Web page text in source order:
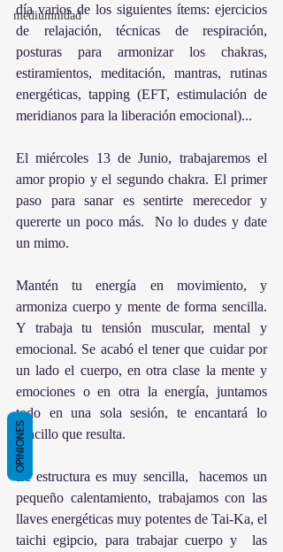
mediumnidad
día varios de los siguientes ítems: ejercicios
de relajación, técnicas de respiración,
posturas para armonizar los chakras,
estiramientos, meditación, mantras, rutinas
energéticas, tapping (EFT, estimulación de
meridianos para la liberación emocional)...
El miércoles 13 de Junio, trabajaremos el
amor propio y el segundo chakra. El primer
paso para sanar es sentirte merecedor y
quererte un poco más.  No lo dudes y date
un mimo.
Mantén tu energía en movimiento, y
armoniza cuerpo y mente de forma sencilla.
Y trabaja tu tensión muscular, mental y
emocional. Se acabó el tener que cuidar por
un lado el cuerpo, en otra clase la mente y
emociones o en otra la energía, juntamos
todo en una sola sesión, te encantará lo
sencillo que resulta.
Le estructura es muy sencilla,  hacemos un
pequeño calentamiento, trabajamos con las
llaves energéticas muy potentes de Tai-Ka, el
taichi egipcio, para trabajar cuerpo y  las
OPINIONES